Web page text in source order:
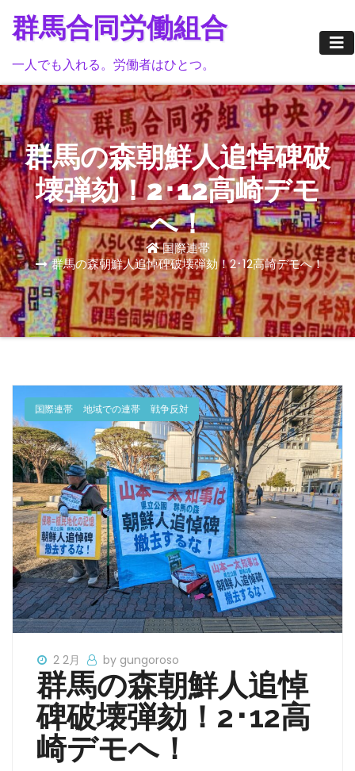
群馬合同労働組合
一人でも入れる。労働者はひとつ。
群馬の森朝鮮人追悼碑破
壊弾劾！2･12高崎デモ
へ！
国際連帯
群馬の森朝鮮人追悼碑破壊弾劾！2･12高崎デモへ！
国際連帯 地域での連帯 戦争反対
2 2月 by gungoroso
群馬の森朝鮮人追悼
碑破壊弾劾！2･12高
崎デモへ！